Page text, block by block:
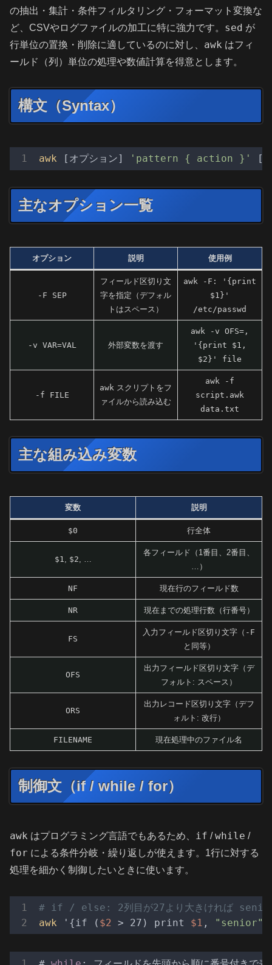
の抽出・集計・条件フィルタリング・フォーマット変換な
ど、CSVやログファイルの加工に特に強力です。 sed が
行単位の置換・削除に適しているのに対し、 awk はフィ
ールド（列）単位の処理や数値計算を得意とします。
構文（Syntax）
awk [オプション] 'pattern { action }'
主なオプション一覧
オプション 説明 使用例
-F SEP
フィールド区切り文
字を指定（デフォル
トはスペース）
awk -F: '{print
$1}'
/etc/passwd
-v VAR=VAL 外部変数を渡す
awk -v OFS=,
'{print $1,
$2}' file
-f FILE
awk スクリプトをフ
ァイルから読み込む
awk -f
script.awk
data.txt
主な組み込み変数
変数 説明
$0 行全体
$1, $2, …
各フィールド（1番目、2番目、
…）
NF 現在行のフィールド数
NR 現在までの処理行数（行番号）
FS
入力フィールド区切り文字（ -F
と同等）
OFS
出力フィールド区切り文字（デ
フォルト: スペース）
ORS
出力レコード区切り文字（デフ
ォルト: 改行）
FILENAME 現在処理中のファイル名
制御文（if / while / for）
awk はプログラミング言語でもあるため、 if /while /
for による条件分岐・繰り返しが使えます。1行に対する
処理を細かく制御したいときに使います。
# if / else: 2列目が27より大きければ
awk '{if ( $2 > 27) print $1 , "senior"